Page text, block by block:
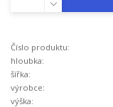
Číslo produktu:
hloubka:
šířka:
výrobce:
výška: